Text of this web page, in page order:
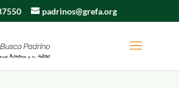
padrinos@grefa.org